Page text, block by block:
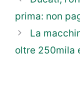
prima: non
La
oltre 250mila